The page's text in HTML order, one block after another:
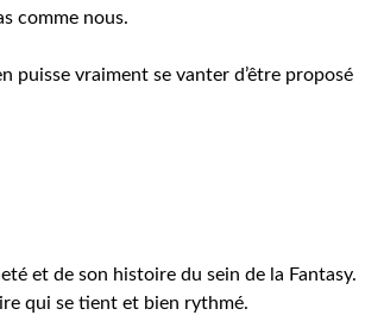
comme nous.
puisse vraiment se vanter d’être proposé
et de son histoire du sein de la Fantasy.
qui se tient et bien rythmé.